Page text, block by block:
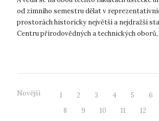
od zimního semestru dělat v
prostorách historicky největší a nejdražší
Centru přírodovědných a technických
Novější 1 2 3 4 5 6
8
9 10 11 12